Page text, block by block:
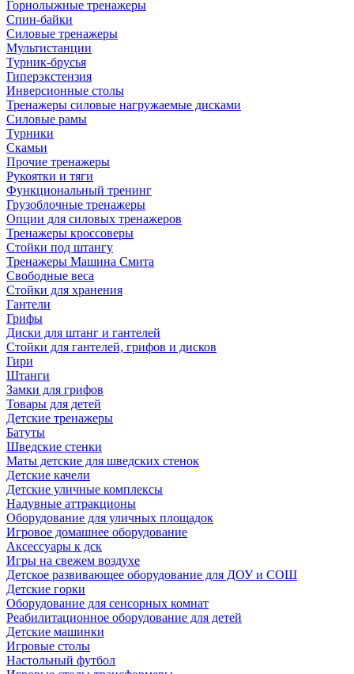
Горнолыжные тренажеры
Спин-байки
Силовые тренажеры
Мультистанции
Турник-брусья
Гиперэкстензия
Инверсионные столы
Тренажеры силовые нагружаемые дисками
Силовые рамы
Турники
Скамьи
Прочие тренажеры
Рукоятки и тяги
Функциональный тренинг
Грузоблочные тренажеры
Опции для силовых тренажеров
Тренажеры кроссоверы
Стойки под штангу
Тренажеры Машина Смита
Свободные веса
Стойки для хранения
Гантели
Грифы
Диски для штанг и гантелей
Стойки для гантелей, грифов и дисков
Гири
Штанги
Замки для грифов
Товары для детей
Детские тренажеры
Батуты
Шведские стенки
Маты детские для шведских стенок
Детские качели
Детские уличные комплексы
Надувные аттракционы
Оборудование для уличных площадок
Игровое домашнее оборудование
Аксессуары к дск
Игры на свежем воздухе
Детское развивающее оборудование для ДОУ и СОШ
Детские горки
Оборудование для сенсорных комнат
Реабилитационное оборудование для детей
Детские машинки
Игровые столы
Настольный футбол